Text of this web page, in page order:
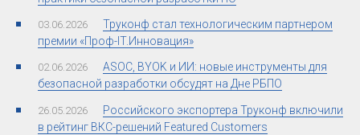
03.06.2026
Труконф стал технологическим партнером
премии «Проф-IT.Инновация»
02.06.2026
ASOC, BYOK и ИИ: новые инструменты для
безопасной разработки обсудят на Дне РБПО
26.05.2026
Российского экспортера Труконф включили
в рейтинг ВКС-решений Featured Customers